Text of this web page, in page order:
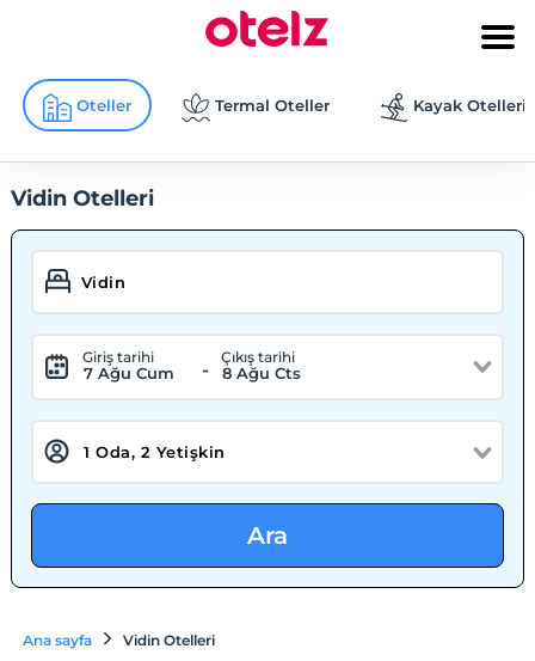
Oteller Termal Oteller Kayak Otelleri
Vidin Otelleri
Giriş tarihi
7 Ağu Cum -
Çıkış tarihi
8 Ağu Cts
Ara
Ana sayfa Vidin Otelleri